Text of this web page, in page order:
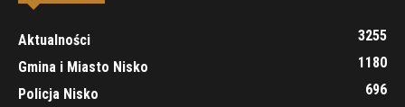
Aktualności
3255
Gmina i Miasto Nisko
1180
Policja Nisko
696